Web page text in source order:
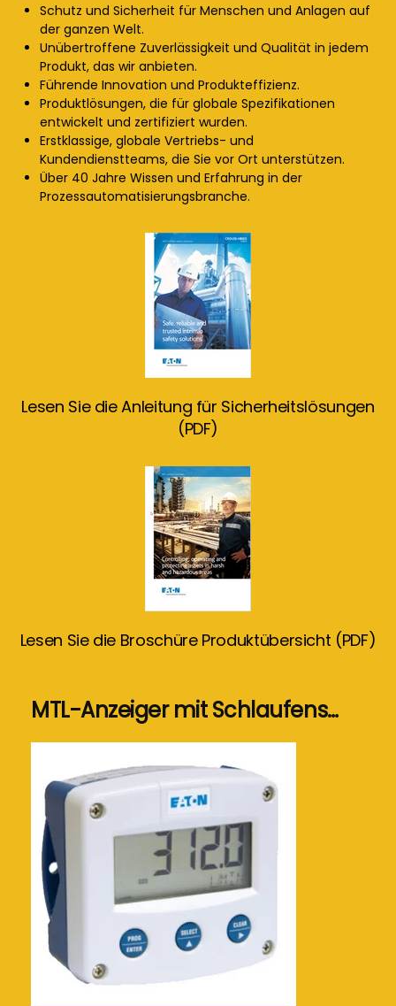
Schutz und Sicherheit für Menschen und Anlagen auf
der ganzen Welt.
Unübertroffene Zuverlässigkeit und Qualität in jedem
Produkt, das wir anbieten.
Führende Innovation und Produkteffizienz.
Produktlösungen, die für globale Spezifikationen
entwickelt und zertifiziert wurden.
Erstklassige, globale Vertriebs- und
Kundendienstteams, die Sie vor Ort unterstützen.
Über 40 Jahre Wissen und Erfahrung in der
Prozessautomatisierungsbranche.
Lesen Sie die Anleitung für Sicherheitslösungen
(PDF)
Lesen Sie die Broschüre Produktübersicht (PDF)
MTL-Anzeiger mit Schlaufens…